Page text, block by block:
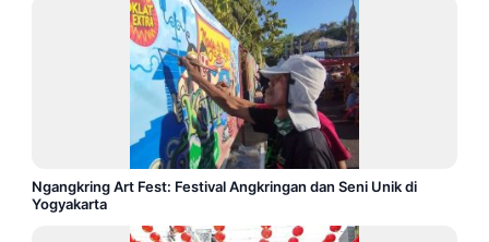
Ngangkring Art Fest: Festival Angkringan dan Seni Unik di
Yogyakarta